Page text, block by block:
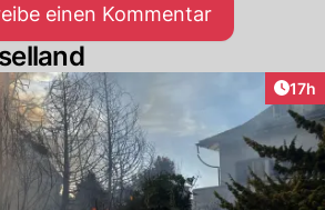
einen Kommentar
17h